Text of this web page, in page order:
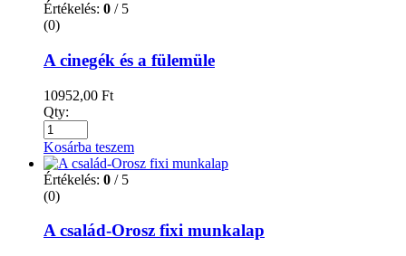
Értékelés: 0 / 5
(0)
A cinegék és a fülemüle
10952,00 Ft
Qty:
Kosárba teszem
Értékelés: 0 / 5
(0)
A család-Orosz fixi munkalap